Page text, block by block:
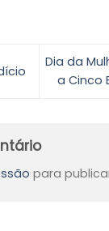
Dia da
a Cinco
para